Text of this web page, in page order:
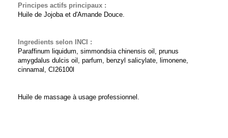
Principes actifs principaux :
Huile de Jojoba et d'Amande Douce.
Ingredients selon INCI :
Paraffinum liquidum, simmondsia chinensis oil, prunus
amygdalus dulcis oil, parfum, benzyl salicylate, limonene,
cinnamal, CI26100l
Huile de massage à usage professionnel.